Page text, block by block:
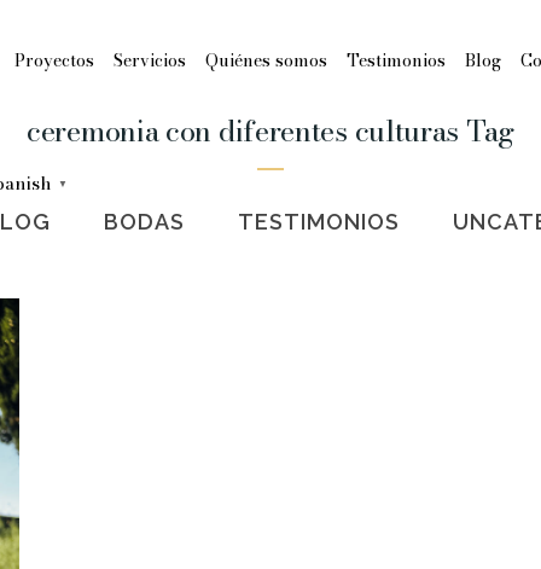
Proyectos Servicios Quiénes somos Testimonios Blog
▼
ceremonia con diferentes culturas Tag
BODAS TESTIMONIOS